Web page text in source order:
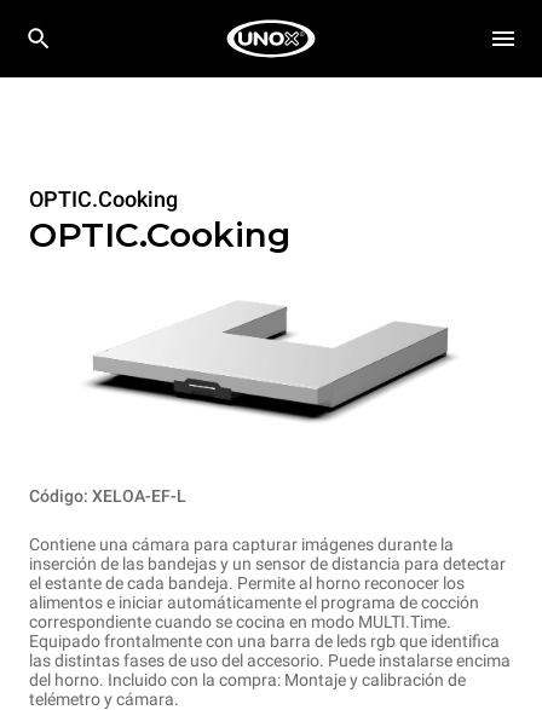
OPTIC.Cooking
OPTIC.Cooking
Código: XELOA-EF-L
Contiene una cámara para capturar imágenes durante la
inserción de las bandejas y un sensor de distancia para detectar
el estante de cada bandeja. Permite al horno reconocer los
alimentos e iniciar automáticamente el programa de cocción
correspondiente cuando se cocina en modo MULTI.Time.
Equipado frontalmente con una barra de leds rgb que identifica
las distintas fases de uso del accesorio. Puede instalarse encima
del horno. Incluido con la compra: Montaje y calibración de
telémetro y cámara.